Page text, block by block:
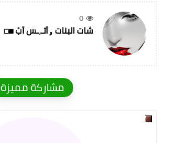
0
شات البنات ۅآتـ,ـس آبْ ◼◻
مشاركة مميزة